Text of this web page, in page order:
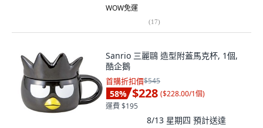
WOW免運
(17)
Sanrio 三麗鷗 造型附蓋馬克杯, 1個,
酷企鵝
首購折扣價$545
58% $228 ($228.00/1個)
運費 $195
8/13 星期四 預計送達